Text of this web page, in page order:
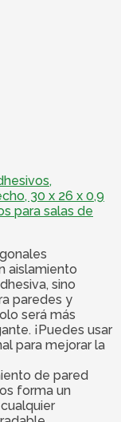
30 x 26 x 0,9
para salas de
aislamiento
sino
paredes y
será más
¡Puedes usar
para mejorar la
de pared
forma un